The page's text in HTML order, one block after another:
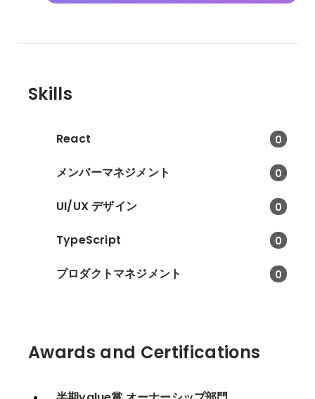
Skills
React 0
メンバーマネジメント 0
UI/UX デザイン 0
TypeScript 0
プロダクトマネジメント 0
Awards and Certifications